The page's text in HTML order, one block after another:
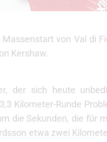
von Val di
Kershaw.
der sich heute
Kilometer-Runde
die Sekunden, die für
etwa zwei